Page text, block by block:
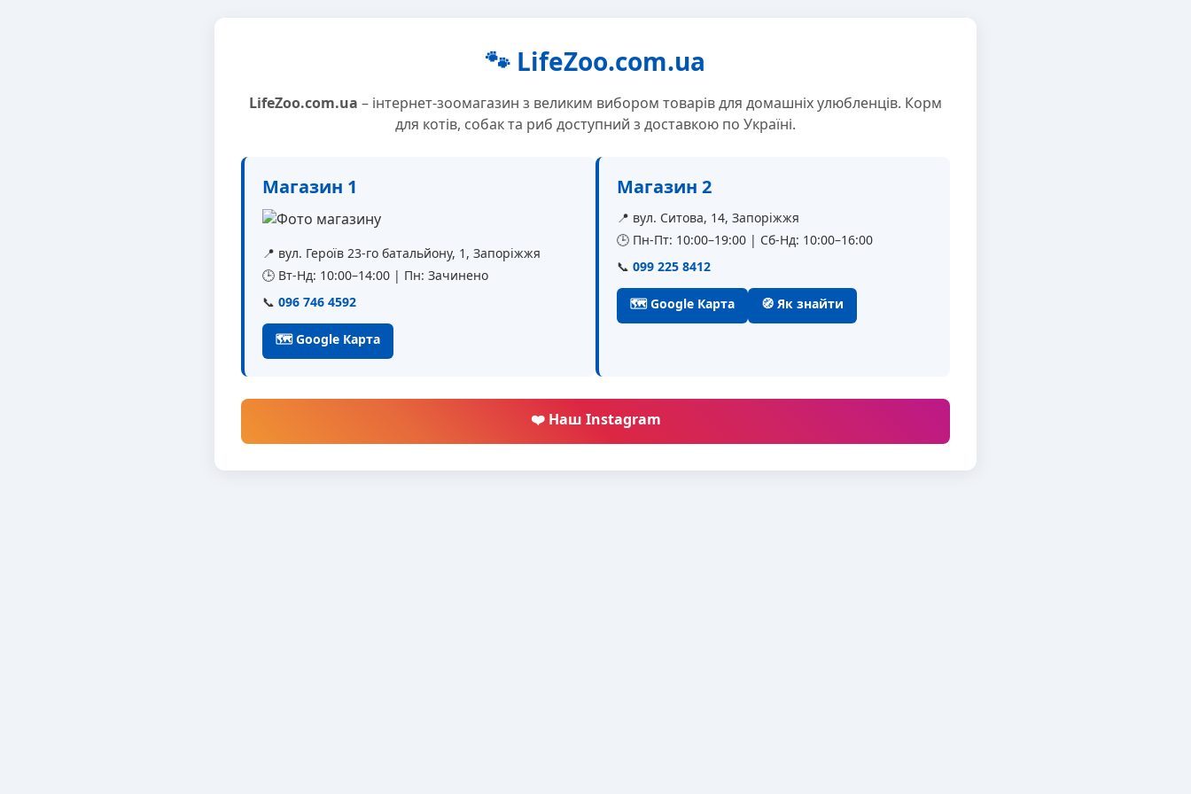
🐾 LifeZoo.com.ua
LifeZoo.com.ua – інтернет-зоомагазин з великим вибором товарів для домашніх улюбленців. Корм
для котів, собак та риб доступний з доставкою по Україні.
Магазин 1
📍 вул. Героїв 23-го батальйону, 1, Запоріжжя
🕒 Вт-Нд: 10:00–14:00 | Пн: Зачинено
📞 096 746 4592
🗺 Google Карта
Магазин 2
📍 вул. Ситова, 14, Запоріжжя
🕒 Пн-Пт: 10:00–19:00 | Сб-Нд: 10:00–16:00
📞 099 225 8412
🗺 Google Карта 🧭 Як знайти
❤️ Наш Instagram